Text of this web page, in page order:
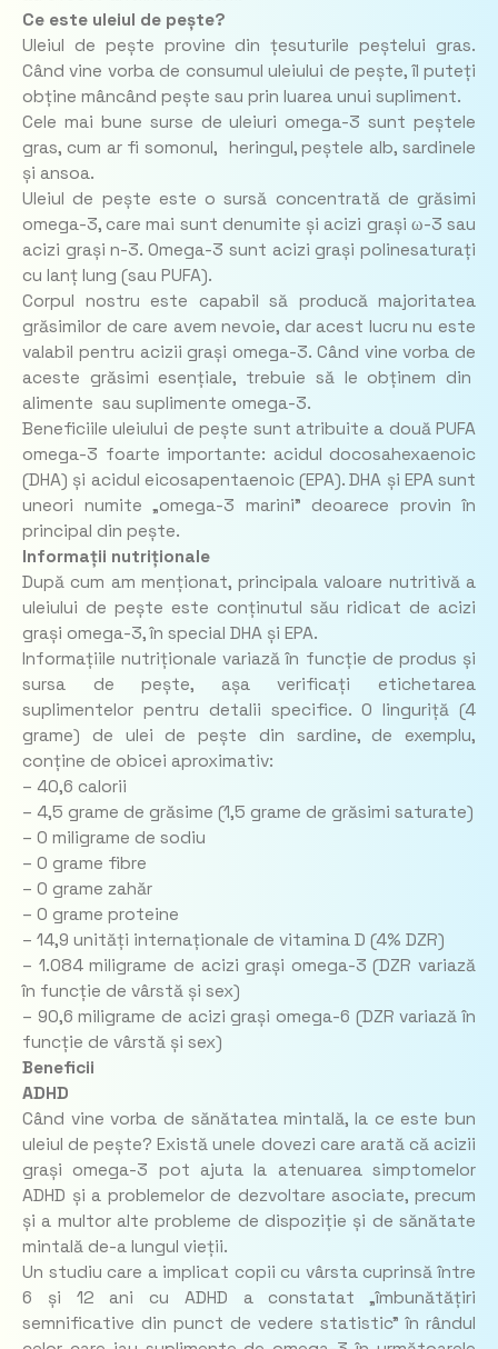
Ce este uleiul de pește?
Uleiul de pește provine din țesuturile peștelui gras.
Când vine vorba de consumul uleiului de pește, îl puteți
obține mâncând pește sau prin luarea unui supliment.
Cele mai bune surse de uleiuri omega-3 sunt peștele
gras, cum ar fi somonul, heringul, peștele alb, sardinele
și ansoa.
Uleiul de pește este o sursă concentrată de grăsimi
omega-3, care mai sunt denumite și acizi grași ω-3 sau
acizi grași n-3. Omega-3 sunt acizi grași polinesaturați
cu lanț lung (sau PUFA).
Corpul nostru este capabil să producă majoritatea
grăsimilor de care avem nevoie, dar acest lucru nu este
valabil pentru acizii grași omega-3. Când vine vorba de
aceste grăsimi esențiale, trebuie să le obținem din
alimente sau suplimente omega-3.
Beneficiile uleiului de pește sunt atribuite a două PUFA
omega-3 foarte importante: acidul docosahexaenoic
(DHA) și acidul eicosapentaenoic (EPA). DHA și EPA sunt
uneori numite „omega-3 marini” deoarece provin în
principal din pește.
Informații nutriționale
După cum am menționat, principala valoare nutritivă a
uleiului de pește este conținutul său ridicat de acizi
grași omega-3, în special DHA și EPA.
Informațiile nutriționale variază în funcție de produs și
sursa de pește, așa verificați etichetarea
suplimentelor pentru detalii specifice. O linguriță (4
grame) de ulei de pește din sardine, de exemplu,
conține de obicei aproximativ:
– 40,6 calorii
– 4,5 grame de grăsime (1,5 grame de grăsimi saturate)
– 0 miligrame de sodiu
– 0 grame fibre
– 0 grame zahăr
– 0 grame proteine
– 14,9 unități internaționale de vitamina D (4% DZR)
– 1.084 miligrame de acizi grași omega-3 (DZR variază
în funcție de vârstă și sex)
– 90,6 miligrame de acizi grași omega-6 (DZR variază în
funcție de vârstă și sex)
Beneficii
ADHD
Când vine vorba de sănătatea mintală, la ce este bun
uleiul de pește? Există unele dovezi care arată că acizii
grași omega-3 pot ajuta la atenuarea simptomelor
ADHD și a problemelor de dezvoltare asociate, precum
și a multor alte probleme de dispoziție și de sănătate
mintală de-a lungul vieții.
Un studiu care a implicat copii cu vârsta cuprinsă între
6 și 12 ani cu ADHD a constatat „îmbunătățiri
semnificative din punct de vedere statistic” în rândul